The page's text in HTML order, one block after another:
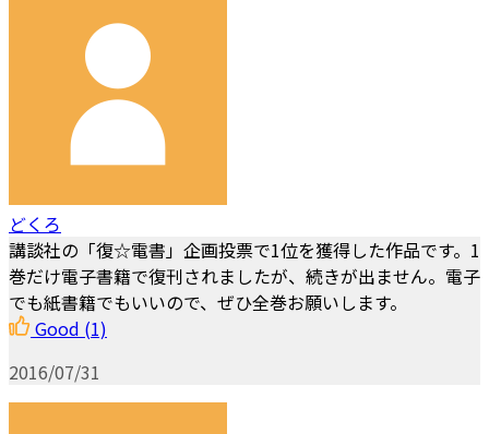
どくろ
講談社の「復☆電書」企画投票で1位を獲得した作品です。1
巻だけ電子書籍で復刊されましたが、続きが出ません。電子
でも紙書籍でもいいので、ぜひ全巻お願いします。
Good (1)
2016/07/31